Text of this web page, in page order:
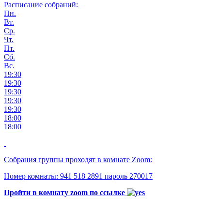
Расписание собраний:
Пн.
Вт.
Ср.
Чт.
Пт.
Сб.
Вс.
19:30
19:30
19:30
19:30
19:30
18:00
18:00
Собрания группы проходят в комнате Zoom:
Номер комнаты: 941 518 2891 пароль 270017
Пройти в комнату zoom по ссылке